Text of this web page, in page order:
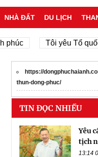
NHÀ ĐẤT DU LỊCH
Tôi yêu Tổ quốc tôi
https://
thun-dong-phuc/
TIN ĐỌC NHIỀU
Yêu
tịch
13:14